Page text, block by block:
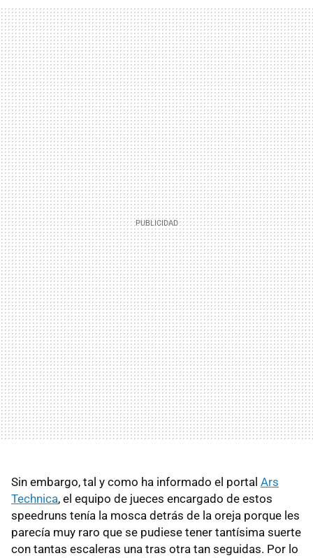
Sin embargo, tal y como ha informado el portal Ars
Technica, el equipo de jueces encargado de estos
speedruns tenía la mosca detrás de la oreja porque les
parecía muy raro que se pudiese tener tantísima suerte
con tantas escaleras una tras otra tan seguidas. Por lo